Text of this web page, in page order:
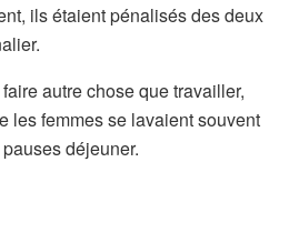
ils étaient pénalisés des deux
autre chose que travailler,
les femmes se lavaient souvent
déjeuner.